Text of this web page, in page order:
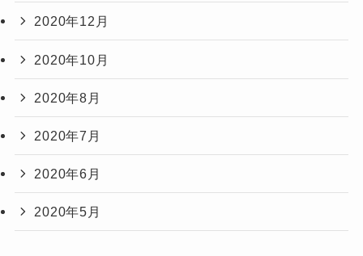
2020年12月
2020年10月
2020年8月
2020年7月
2020年6月
2020年5月